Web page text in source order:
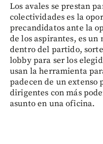
Los avales se prestan
colectividades es la
precandidatos ante la
de los aspirantes, es
dentro del partido,
lobby para ser los
usan la herramienta
padecen de un extenso
dirigentes con más
asunto en una oficina.